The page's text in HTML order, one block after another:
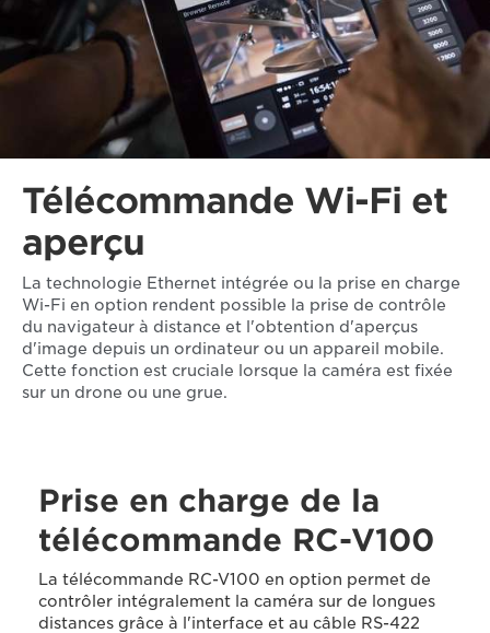
Télécommande Wi-Fi et
aperçu
La technologie Ethernet intégrée ou la prise en charge
Wi-Fi en option rendent possible la prise de contrôle
du navigateur à distance et l'obtention d'aperçus
d'image depuis un ordinateur ou un appareil mobile.
Cette fonction est cruciale lorsque la caméra est fixée
sur un drone ou une grue.
Prise en charge de la
télécommande RC-V100
La télécommande RC-V100 en option permet de
contrôler intégralement la caméra sur de longues
distances grâce à l'interface et au câble RS-422